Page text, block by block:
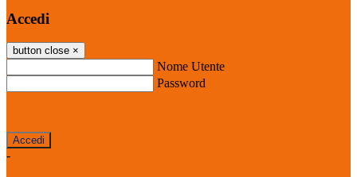
Accedi
button close ×
Nome Utente
Password
-